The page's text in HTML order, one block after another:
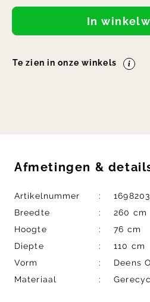
In
Te zien in onze winkels
Afmetingen &
Artikelnummer
1698203
Breedte
260 cm
Hoogte
76 cm
Diepte
110 cm
Vorm
Deens
Materiaal